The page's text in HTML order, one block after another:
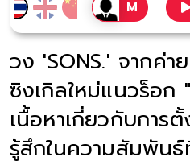
วง 'SONS.' จากค่
ซิงเกิลใหม่แนวร็อก
เนื้อหาเกี่ยวกับการ
รู้สึกในความสัมพันธ์